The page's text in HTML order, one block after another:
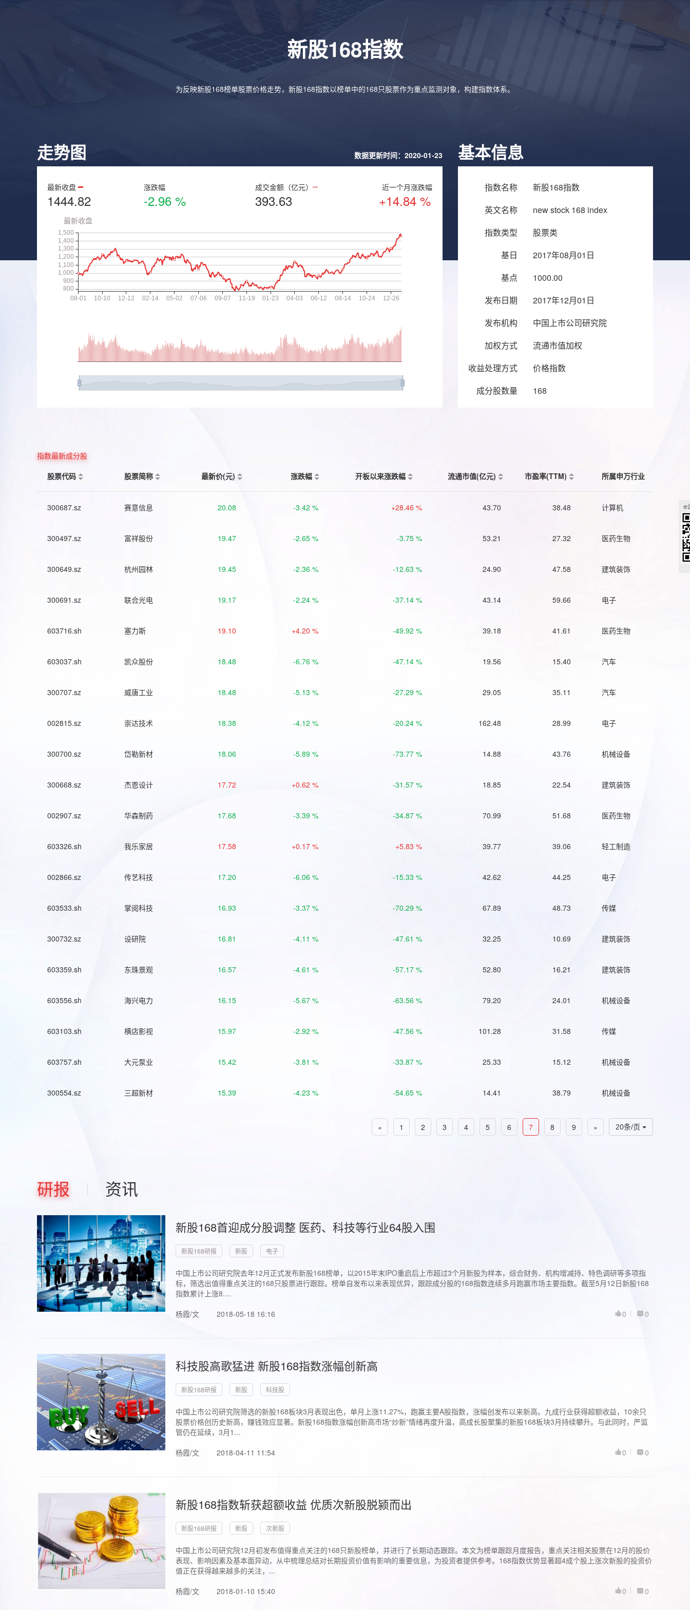
新股168指数
为反映新股168榜单股票价格走势，新股168指数以榜单中的168只股票作为重点监测对象，构建指数体系。
走势图 数据更新时间：2020-01-23
最新收盘
1444.82
涨跌幅
-2.96 %
成交金额（亿元）
393.63
近一个月涨跌幅
+14.84 %
基本信息
指数名称
新股168指数
英文名称
new stock 168 index
指数类型
股票类
基日
2017年08月01日
基点
1000.00
发布日期
2017年12月01日
发布机构
中国上市公司研究院
加权方式
流通市值加权
收益处理方式
价格指数
成分股数量
168
指数最新成分股
股票代码
股票简称 最新价(元) 涨跌幅 开板以来涨跌幅 流通市值(亿元) 市盈率(TTM) 所属申万行业
300687.sz 赛意信息 20.08 -3.42 % +28.46 % 43.70 38.48 计算机
300497.sz 富祥股份 19.47 -2.65 % -3.75 % 53.21 27.32 医药生物
300649.sz 杭州园林 19.45 -2.36 % -12.63 % 24.90 47.58 建筑装饰
300691.sz 联合光电 19.17 -2.24 % -37.14 % 43.14 59.66 电子
603716.sh 塞力斯 19.10 +4.20 % -49.92 % 39.18 41.61 医药生物
603037.sh 凯众股份 18.48 -6.76 % -47.14 % 19.56 15.40 汽车
300707.sz 威唐工业 18.48 -5.13 % -27.29 % 29.05 35.11 汽车
002815.sz 崇达技术 18.38 -4.12 % -20.24 % 162.48 28.99 电子
300700.sz 岱勒新材 18.06 -5.89 % -73.77 % 14.88 43.76 机械设备
300668.sz 杰恩设计 17.72 +0.62 % -31.57 % 18.85 22.54 建筑装饰
002907.sz 华森制药 17.68 -3.39 % -34.87 % 70.99 51.68 医药生物
603326.sh 我乐家居 17.58 +0.17 % +5.83 % 39.77 39.06 轻工制造
002866.sz 传艺科技 17.20 -6.06 % -15.33 % 42.62 44.25 电子
603533.sh 掌阅科技 16.93 -3.37 % -70.29 % 67.89 48.73 传媒
300732.sz 设研院 16.81 -4.11 % -47.61 % 32.25 10.69 建筑装饰
603359.sh 东珠景观 16.57 -4.61 % -57.17 % 52.80 16.21 建筑装饰
603556.sh 海兴电力 16.15 -5.67 % -63.56 % 79.20 24.01 机械设备
603103.sh 横店影视 15.97 -2.92 % -47.56 % 101.28 31.58 传媒
603757.sh 大元泵业 15.42 -3.81 % -33.87 % 25.33 15.12 机械设备
300554.sz 三超新材 15.39 -4.23 % -54.65 % 14.41 38.79 机械设备
20条/页
« 1 2 3 4 5 6 7 8 9 »
研报 资讯
新股168首迎成分股调整 医药、科技等行业64股入围
新股168研报 新股 电子
中国上市公司研究院去年12月正式发布新股168榜单，以2015年末IPO重启后上市超过3个月新股为样本，综合财务、机构增减持、特色调研等多项指
标，筛选出值得重点关注的168只股票进行跟踪。榜单自发布以来表现优异，跟踪成分股的168指数连续多月跑赢市场主要指数。截至5月12日新股168
指数累计上涨8....
杨霞/文
2018-05-18 16:16 0
0
科技股高歌猛进 新股168指数涨幅创新高
新股168研报 新股 科技股
中国上市公司研究院筛选的新股168板块3月表现出色，单月上涨11.27%，跑赢主要A股指数，涨幅创发布以来新高。九成行业获得超额收益，10余只
股票价格创历史新高，赚钱效应显著。新股168指数涨幅创新高市场“炒新”情绪再度升温，高成长股聚集的新股168板块3月持续攀升。与此同时，严监
管仍在延续，3月1...
杨霞/文
2018-04-11 11:54 0
0
新股168指数斩获超额收益 优质次新股脱颍而出
新股168研报 新股 次新股
中国上市公司研究院12月初发布值得重点关注的168只新股榜单，并进行了长期动态跟踪。本文为榜单跟踪月度报告，重点关注相关股票在12月的股价
表现、影响因素及基本面异动，从中梳理总结对长期投资价值有影响的重要信息，为投资者提供参考。168指数优势显著超4成个股上涨次新股的投资价
值正在获得越来越多的关注，...
杨霞/文
2018-01-10 15:40 0
0